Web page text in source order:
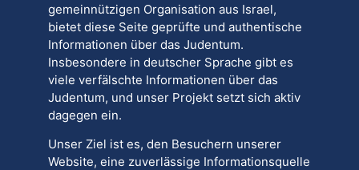
gemeinnützigen Organisation aus Israel,
bietet diese Seite geprüfte und authentische
Informationen über das Judentum.
Insbesondere in deutscher Sprache gibt es
viele verfälschte Informationen über das
Judentum, und unser Projekt setzt sich aktiv
dagegen ein.
Unser Ziel ist es, den Besuchern unserer
Website, eine zuverlässige Informationsquelle